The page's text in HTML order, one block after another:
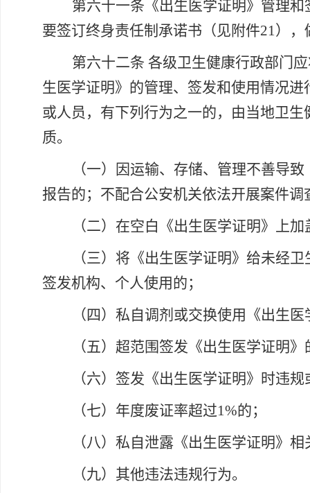
第六十一条《出生医学证明》管理
要签订终身责任制承诺书（见附件21），
第六十二条 各级卫生健康行政部门
生医学证明》的管理、签发和使用情况
或人员，有下列行为之一的，由当地卫
质。
（一）因运输、存储、管理不善导
报告的；不配合公安机关依法开展案件
（二）在空白《出生医学证明》上
（三）将《出生医学证明》给未经
签发机构、个人使用的；
（四）私自调剂或交换使用《出生
（五）超范围签发《出生医学证明
（六）签发《出生医学证明》时违
（七）年度废证率超过1%的；
（八）私自泄露《出生医学证明》
（九）其他违法违规行为。